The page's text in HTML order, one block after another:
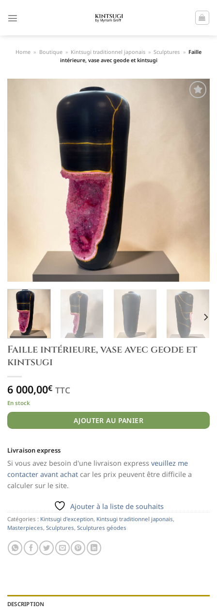
Home » Boutique » Kintsugi traditionnel japonais » Sculptures » Faille
intérieure, vase avec geode et kintsugi
Faille intérieure, vase avec geode et
kintsugi
6 000,00€ TTC
En stock
AJOUTER AU PANIER
Livraison express
Si vous avez besoin d'une livraison express veuillez me
contacter avant achat car les prix peuvent être difficile a
calculer sur le site.
Ajouter à la liste de souhaits
Catégories : Kintsugi d'exception, Kintsugi traditionnel japonais,
Masterpieces, Sculptures, Sculptures géodes
DESCRIPTION